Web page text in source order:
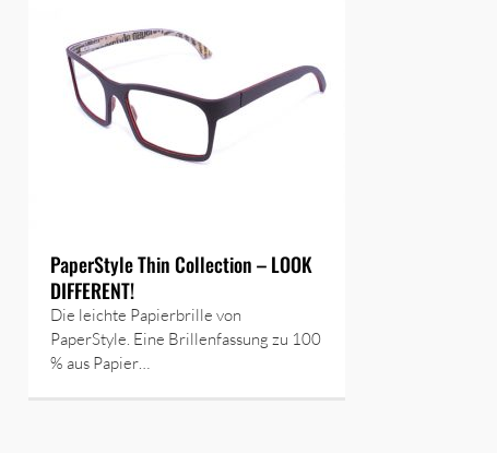
PaperStyle Thin Collection – LOOK
DIFFERENT!
Die leichte Papierbrille von
PaperStyle. Eine Brillenfassung zu 100
% aus Papier…